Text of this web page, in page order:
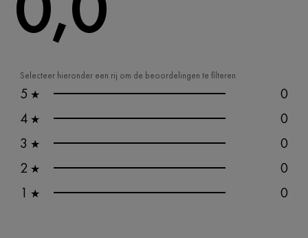
Selecteer hieronder een rij om de beoordelingen te filteren
5 ★
0
4 ★
0
3 ★
0
2 ★
0
1 ★ 0